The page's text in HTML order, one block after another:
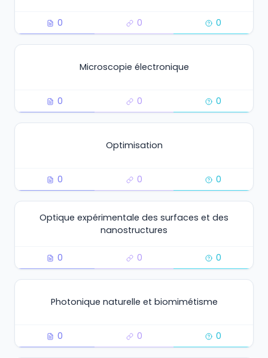
0 0 0
Microscopie électronique
0 0 0
Optimisation
0 0 0
Optique expérimentale des surfaces et des
nanostructures
0 0 0
Photonique naturelle et biomimétisme
0 0 0